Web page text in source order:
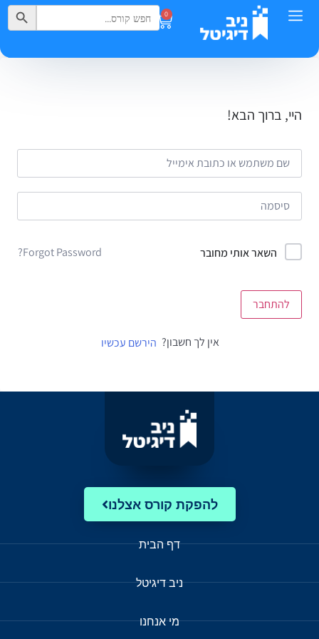
0
Search
for:
Search Button
היי, ברוך הבא!
השאר אותי מחובר Forgot Password?
להתחבר
אין לך חשבון? הירשם עכשיו
להפקת קורס אצלנו
דף הבית
ניב דיגיטל
מי אנחנו